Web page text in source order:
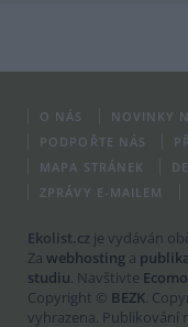
O NÁS NOVINKY
PODPOŘTE NÁS
MAPA STRÁNEK
ZPRÁVY E-MAILEM
Ekolist.cz je vydáván
Za webhosting a
studiu. Navštivte
Copyright © BEZK.
vyhrazena. Publikování